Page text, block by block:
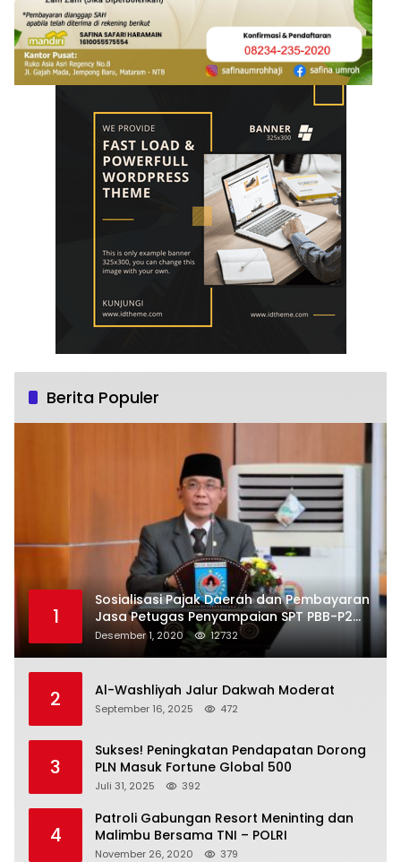
Berita Populer
1
Sosialisasi Pajak Daerah dan Pembayaran
Jasa Petugas Penyampaian SPT PBB-P2
Kota Mataram
Desember 1, 2020 12732
2 Al-Washliyah Jalur Dakwah Moderat
September 16, 2025 472
3
Sukses! Peningkatan Pendapatan Dorong
PLN Masuk Fortune Global 500
Juli 31, 2025 392
4
Patroli Gabungan Resort Meninting dan
Malimbu Bersama TNI – POLRI
November 26, 2020 379